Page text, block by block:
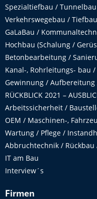
Spezialtiefbau / Tunnelbau
Verkehrswegebau / Tiefbau
GaLaBau /
Hochbau (Schalung /
Betonbearbeitung /
Kanal-, Rohrleitungs- bau
Gewinnung / Aufbereitung
RÜCKBLICK 2021 –
Arbeitssicherheit /
OEM / Maschinen-,
Wartung / Pflege /
Abbruchtechnik / Rückbau
IT am Bau
Interview´s
Firmen